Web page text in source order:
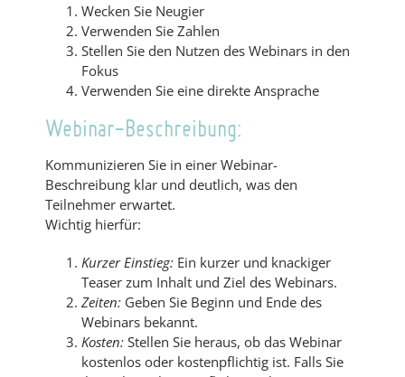
Wecken Sie Neugier
Verwenden Sie Zahlen
Stellen Sie den Nutzen des Webinars in den
Fokus
Verwenden Sie eine direkte Ansprache
Webinar-Beschreibung:
Kommunizieren Sie in einer Webinar-
Beschreibung klar und deutlich, was den
Teilnehmer erwartet.
Wichtig hierfür:
Kurzer Einstieg: Ein kurzer und knackiger
Teaser zum Inhalt und Ziel des Webinars.
Zeiten: Geben Sie Beginn und Ende des
Webinars bekannt.
Kosten: Stellen Sie heraus, ob das Webinar
kostenlos oder kostenpflichtig ist. Falls Sie